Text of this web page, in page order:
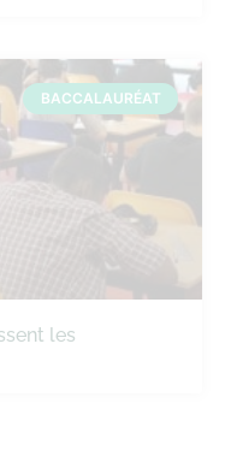
BACCALAURÉAT
les